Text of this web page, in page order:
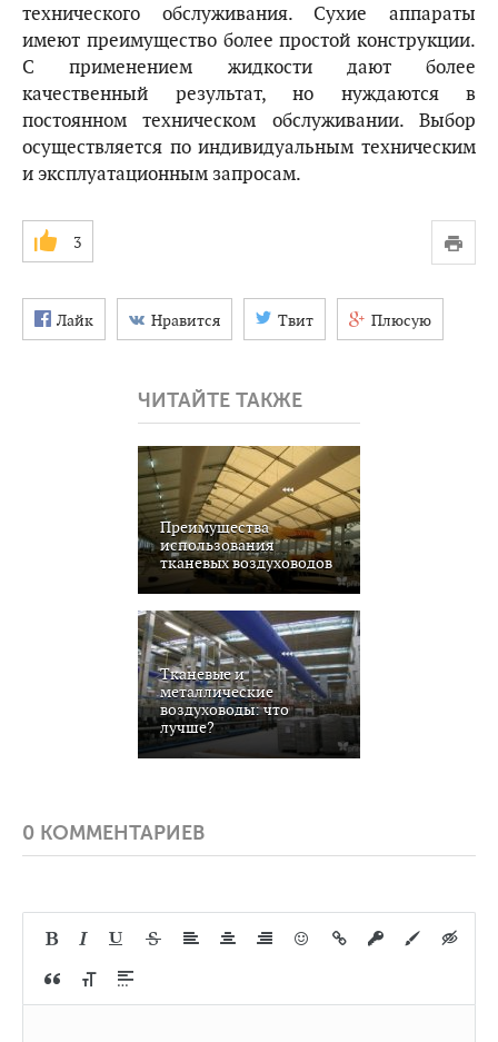
технического обслуживания. Сухие аппараты
имеют преимущество более простой конструкции.
С применением жидкости дают более
качественный результат, но нуждаются в
постоянном техническом обслуживании. Выбор
осуществляется по индивидуальным техническим
и эксплуатационным запросам.
3
Лайк Нравится Твит Плюсую
ЧИТАЙТЕ ТАКЖЕ
Преимущества
использования
тканевых воздуховодов
Тканевые и
металлические
воздуховоды: что
лучше?
0 КОММЕНТАРИЕВ